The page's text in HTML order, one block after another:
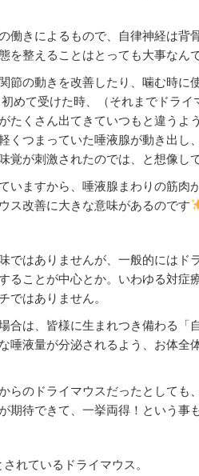
働きによるもので、自律神経は背
を整えることはとっても大事なん
節の動きを改善したり、噛む時に
めて受けた時、（それまでドラ
たくさん出てきていつもと違うよ
くつまっていた唾液腺が動き出し
覚が刺激されたのでは、と想像し
いますから、唾液腺まわりの筋肉
ス改善に大きな意味があるのです
ではありませんが、一般的にはド
ることが中心とか。いわゆる対症
ではありません。
合は、皆様に生まれつき備わる「
唾液量が分泌されるよう、お体全
らのドライマウスだったとしても
期待できて、一挙両得！という事
れているドライマウス。